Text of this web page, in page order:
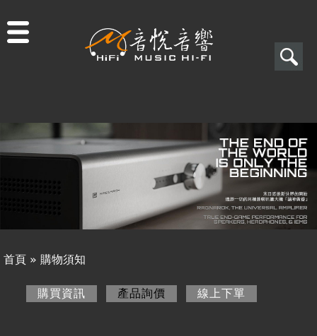
搜
表
單
搜
尋
商品一覽
二手專區
視聽專欄
購物須知
購買資訊
您
首頁 » 購物須知
購買資訊 產品詢價 (作用中頁籤)
線上下單